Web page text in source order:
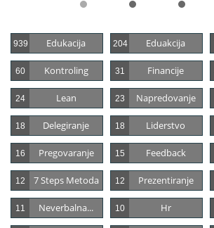
Edukacija
939 Eduakcija
204
Kontroling
60 Financije
31
Lean
24 Napredovanje
23
Delegiranje
18 Liderstvo
18
Pregovaranje
16 Feedback
15
7 Steps Metoda
12 Prezentiranje
12
Neverbalna...
11 Hr
10